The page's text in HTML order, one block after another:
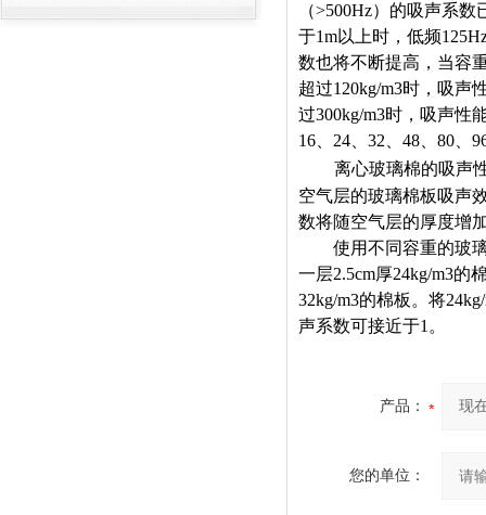
（>500Hz）的吸声系
于1m以上时，低频
数也将不断提高，当容
超过120kg/m3时，吸声
过300kg/m3时，吸声性
16、24、32、48、80、
离心玻璃棉的吸声
空气层的玻璃棉板吸声
数将随空气层的厚度增
使用不同容重的玻璃
一层2.5cm厚24kg/m3的
32kg/m3的棉板。将
声系数可接近于1。
产品：
您的单位：